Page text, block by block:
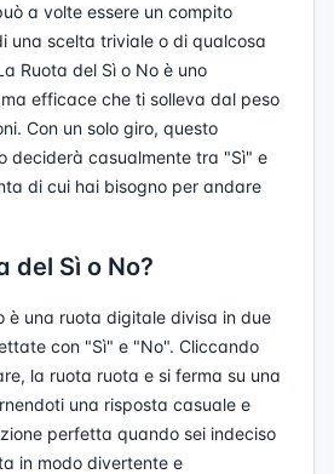
a volte essere un compito
una scelta triviale o di qualcosa
Ruota del Sì o No è uno
efficace che ti solleva dal peso
Con un solo giro, questo
deciderà casualmente tra "Sì" e
di cui hai bisogno per andare
del Sì o No?
è una ruota digitale divisa in due
con "Sì" e "No". Cliccando
la ruota ruota e si ferma su una
una risposta casuale e
perfetta quando sei indeciso
in modo divertente e